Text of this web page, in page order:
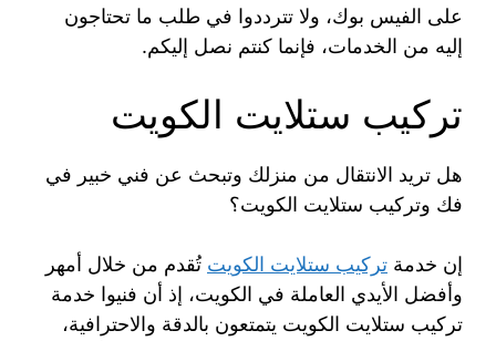
على الفيس بوك، ولا تترددوا في طلب ما تحتاجون
إليه من الخدمات، فإنما كنتم نصل إليكم.
تركيب ستلايت الكويت
هل تريد الانتقال من منزلك وتبحث عن فني خبير في
فك وتركيب ستلايت الكويت؟
إن خدمة تركيب ستلايت الكويت تُقدم من خلال أمهر
وأفضل الأيدي العاملة في الكويت، إذ أن فنيوا خدمة
تركيب ستلايت الكويت يتمتعون بالدقة والاحترافية،